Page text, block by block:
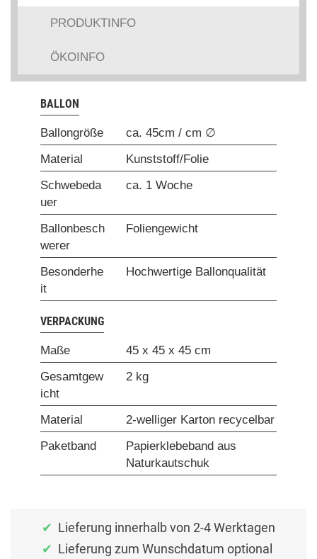
PRODUKTINFO
ÖKOINFO
BALLON
Ballongröße
ca. 45cm / cm ∅
Material
Kunststoff/Folie
Schwebeda
uer
ca. 1 Woche
Ballonbesch
werer
Foliengewicht
Besonderhe
it
Hochwertige Ballonqualität
VERPACKUNG
Maße
45 x 45 x 45 cm
Gesamtgew
icht
2 kg
Material
2-welliger Karton recycelbar
Paketband
Papierklebeband aus
Naturkautschuk
Lieferung innerhalb von 2-4 Werktagen
Lieferung zum Wunschdatum optional